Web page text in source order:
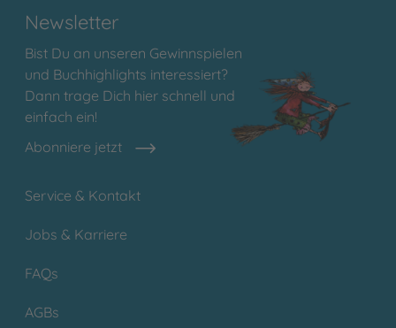
Newsletter
Bist Du an unseren Gewinnspielen
und Buchhighlights interessiert?
Dann trage Dich hier schnell und
einfach ein!
Abonniere jetzt
Service & Kontakt
Jobs & Karriere
FAQs
AGBs